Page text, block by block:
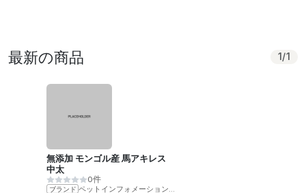
最新の商品 1 /1
無添加 モンゴル産 馬アキレス
中太
0件
ブランド